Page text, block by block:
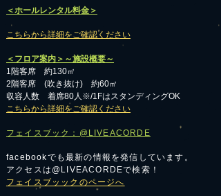
＜ホールレンタル料金＞
こちらから詳細をご確認ください
＜フロア案内＞～施設概要～
1階客席 約130㎡
2階客席 (吹き抜け) 約60㎡
収容人数 着席80人※/1FはスタンディングOK
こちらから詳細をご確認ください
フェイスブック：@LIVEACORDE
facebookでも最新の情報を発信しています。
アクセスは@LIVEACORDEで検索！
フェイスブッックのページへ